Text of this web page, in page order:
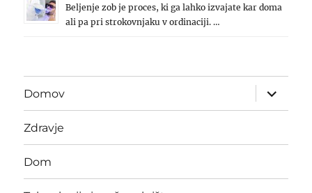
Beljenje zob je proces, ki ga lahko izvajate kar doma
ali pa pri strokovnjaku v ordinaciji. …
Domov
expand
child
menu
Zdravje
Dom